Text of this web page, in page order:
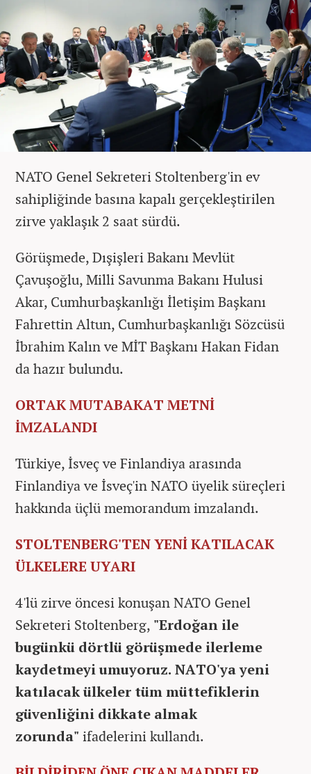
NATO Genel Sekreteri Stoltenberg'in ev
sahipliğinde basına kapalı gerçekleştirilen
zirve yaklaşık 2 saat sürdü.
Görüşmede, Dışişleri Bakanı Mevlüt
Çavuşoğlu, Milli Savunma Bakanı Hulusi
Akar, Cumhurbaşkanlığı İletişim Başkanı
Fahrettin Altun, Cumhurbaşkanlığı Sözcüsü
İbrahim Kalın ve MİT Başkanı Hakan Fidan
da hazır bulundu.
ORTAK MUTABAKAT METNİ
İMZALANDI
Türkiye, İsveç ve Finlandiya arasında
Finlandiya ve İsveç'in NATO üyelik süreçleri
hakkında üçlü memorandum imzalandı.
STOLTENBERG'TEN YENİ KATILACAK
ÜLKELERE UYARI
4'lü zirve öncesi konuşan NATO Genel
Sekreteri Stoltenberg, "Erdoğan ile
bugünkü dörtlü görüşmede ilerleme
kaydetmeyi umuyoruz. NATO'ya yeni
katılacak ülkeler tüm müttefiklerin
güvenliğini dikkate almak
zorunda" ifadelerini kullandı.